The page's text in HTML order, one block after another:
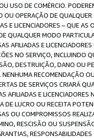
USO DE COMÉRCIO.
OU OPERAÇÃO DE
E LICENCIADORES – QUE
QUALQUER MODO
AFILIADAS E
NO SERVIÇO, INCLUINDO
DESTRUIÇÃO, DANO OU
RECOMENDAÇÃO
DE SERVIÇOS CRIARÁ
AFILIADAS E
DE LUCRO OU RECEITA
OU COMPROMISSOS
RESCISÃO OU